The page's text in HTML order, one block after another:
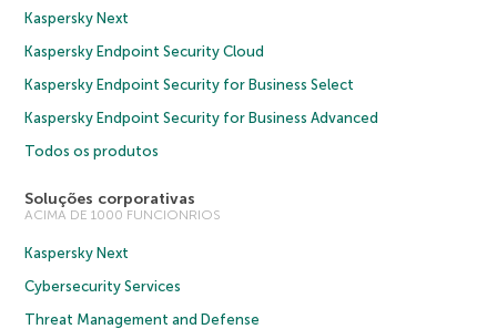
Kaspersky Next
Kaspersky Endpoint Security Cloud
Kaspersky Endpoint Security for Business Select
Kaspersky Endpoint Security for Business Advanced
Todos os produtos
Soluções corporativas
ACIMA DE 1000 FUNCIONRIOS
Kaspersky Next
Cybersecurity Services
Threat Management and Defense